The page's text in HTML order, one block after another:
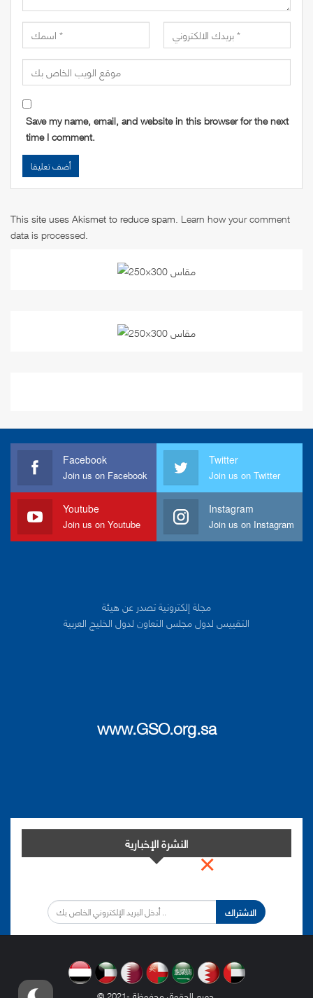
Save my name, email, and website in this browser for the next
time I comment.
This site uses Akismet to reduce spam. Learn how your comment
data is processed.
Facebook
Join us on Facebook
Twitter
Join us on Twitter
Youtube
Join us on Youtube
Instagram
Join us on Instagram
مجلة إلكترونية تصدر عن هيئة
التقييس لدول مجلس التعاون لدول الخليج العربية
www.GSO.org.sa
النشرة الإخبارية
الاشتراك
×